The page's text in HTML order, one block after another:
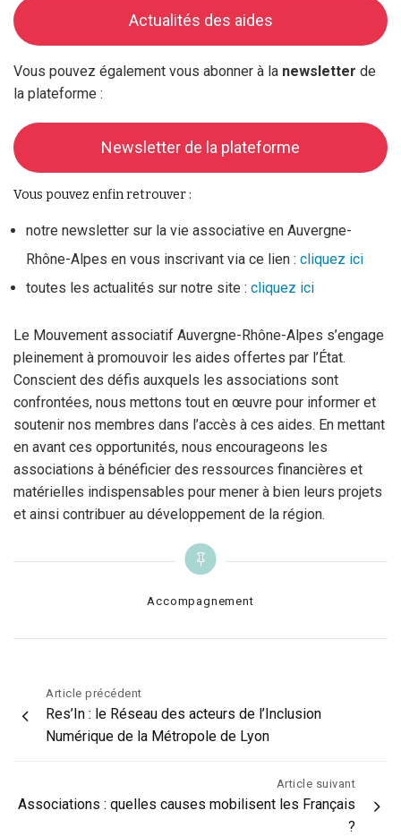
Actualités des aides
Vous pouvez également vous abonner à la newsletter de
la plateforme :
Newsletter de la plateforme
Vous pouvez enfin retrouver :
notre newsletter sur la vie associative en Auvergne-
Rhône-Alpes en vous inscrivant via ce lien : cliquez ici
toutes les actualités sur notre site : cliquez ici
Le Mouvement associatif Auvergne-Rhône-Alpes s’engage
pleinement à promouvoir les aides offertes par l’État.
Conscient des défis auxquels les associations sont
confrontées, nous mettons tout en œuvre pour informer et
soutenir nos membres dans l’accès à ces aides. En mettant
en avant ces opportunités, nous encourageons les
associations à bénéficier des ressources financières et
matérielles indispensables pour mener à bien leurs projets
et ainsi contribuer au développement de la région.
Categories
Accompagnement
Navigation
de
l’article
Article précédent
Res’In : le Réseau des acteurs de l’Inclusion
Numérique de la Métropole de Lyon
Article suivant
Associations : quelles causes mobilisent les Français
?